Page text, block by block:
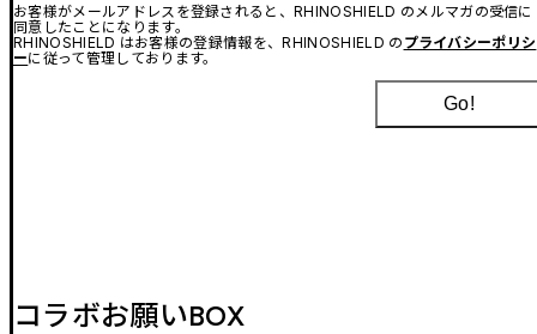
お客様がメールアドレスを登録されると、RHINOSHIELD のメルマガの受信に
同意したことになります。
RHINOSHIELD はお客様の登録情報を、RHINOSHIELD の プライバシーポリシ
ーに従って管理しております。
Go!
コラボお願いBOX